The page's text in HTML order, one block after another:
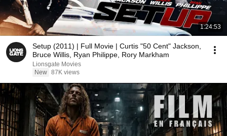
1:24:53
Setup (2011) | Full Movie | Curtis "50 Cent" Jackson,
Bruce Willis, Ryan Philippe, Rory Markham
Lionsgate Movies
New 87K views